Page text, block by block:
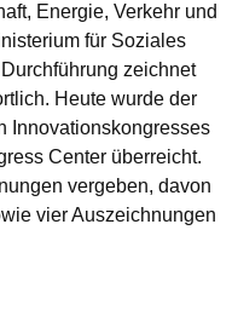
Energie, Verkehr und
für Soziales
zeichnet
Heute wurde der
Innovationskongresses
Center überreicht.
vergeben, davon
vier Auszeichnungen